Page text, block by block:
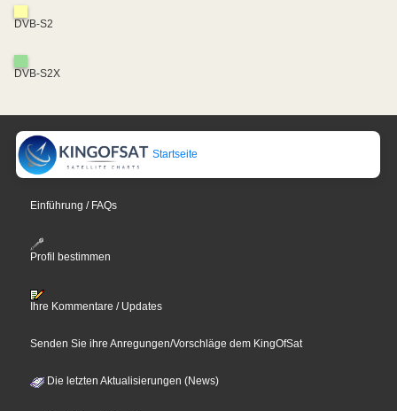
DVB-S2
DVB-S2X
Startseite
Einführung / FAQs
Profil bestimmen
Ihre Kommentare / Updates
Senden Sie ihre Anregungen/Vorschläge dem KingOfSat
Die letzten Aktualisierungen (News)